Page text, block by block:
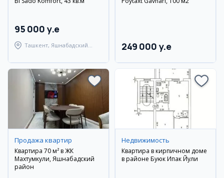
95 000 y.e
Ташкент, Яшнабадский
249 000 y.e
Продажа квартир
Квартира 70 м² в ЖК
Махтумкули, Яшнабадский
район
Недвижимость
Квартира в кирпичном доме
в районе Буюк Ипак Йули